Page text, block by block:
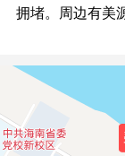
拥堵。周边有美